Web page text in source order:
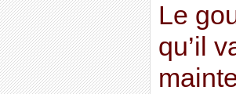
Le
qu’il